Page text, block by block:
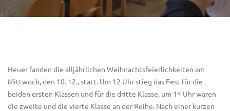
Heuer fanden die alljährlichen Weihnachtsfeierlichkeiten am
Mittwoch, den 10. 12., statt. Um 12 Uhr stieg das Fest für die
beiden ersten Klassen und für die dritte Klasse, um 14 Uhr waren
die zweite und die vierte Klasse an der Reihe. Nach einer kurzen